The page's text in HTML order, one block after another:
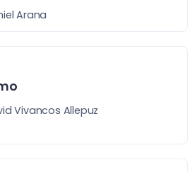
Arana
Vivancos Allepuz